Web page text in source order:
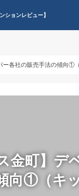
ションレビュー】
ー各社の販売手法の傾向①
金町】デ
向①（キ